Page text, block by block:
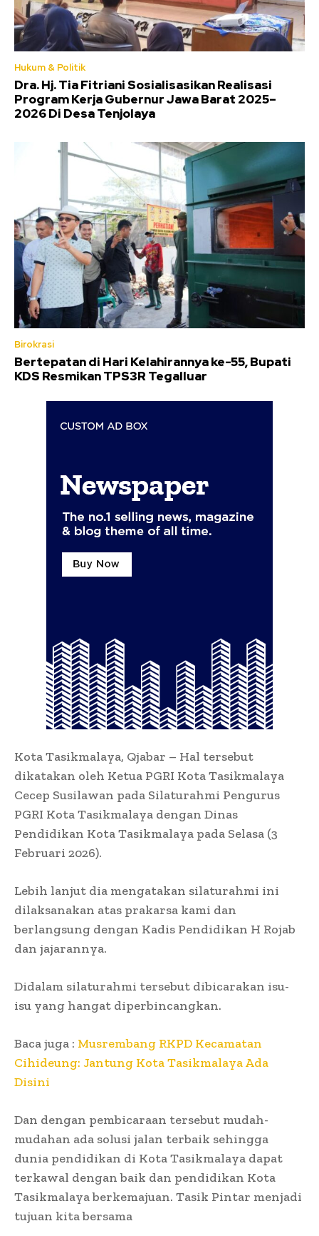
Hukum & Politik
Dra. Hj. Tia Fitriani Sosialisasikan Realisasi
Program Kerja Gubernur Jawa Barat 2025–
2026 Di Desa Tenjolaya
Birokrasi
Bertepatan di Hari Kelahirannya ke-55, Bupati
KDS Resmikan TPS3R Tegalluar
Kota Tasikmalaya, Qjabar – Hal tersebut
dikatakan oleh Ketua PGRI Kota Tasikmalaya
Cecep Susilawan pada Silaturahmi Pengurus
PGRI Kota Tasikmalaya dengan Dinas
Pendidikan Kota Tasikmalaya pada Selasa (3
Februari 2026).
Lebih lanjut dia mengatakan silaturahmi ini
dilaksanakan atas prakarsa kami dan
berlangsung dengan Kadis Pendidikan H Rojab
dan jajarannya.
Didalam silaturahmi tersebut dibicarakan isu-
isu yang hangat diperbincangkan.
Baca juga : Musrembang RKPD Kecamatan
Cihideung: Jantung Kota Tasikmalaya Ada
Disini
Dan dengan pembicaraan tersebut mudah-
mudahan ada solusi jalan terbaik sehingga
dunia pendidikan di Kota Tasikmalaya dapat
terkawal dengan baik dan pendidikan Kota
Tasikmalaya berkemajuan. Tasik Pintar menjadi
tujuan kita bersama